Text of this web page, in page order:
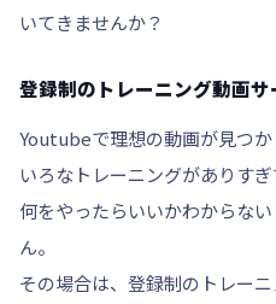
いてきませんか？
登録制のトレーニング動画サ
Youtubeで理想の動画が見つ
いろなトレーニングがありすぎ
何をやったらいいかわからな
ん。
その場合は、 登録制のトレー